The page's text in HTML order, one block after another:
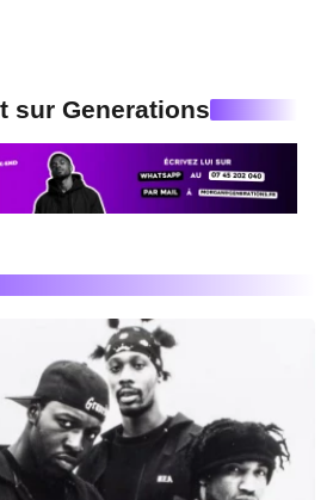
sur Generations